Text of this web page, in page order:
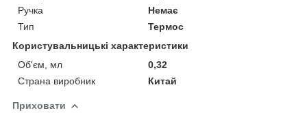
Ручка
Немає
Тип
Термос
Користувальницькі характеристики
Об'єм, мл
0,32
Страна виробник
Китай
Приховати